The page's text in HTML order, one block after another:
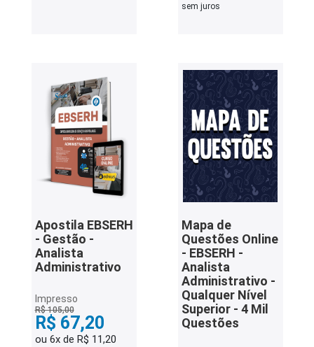
sem juros
Apostila EBSERH
- Gestão -
Analista
Administrativo
Impresso
R$ 105,00
R$ 67,20
ou 6x de R$ 11,20
Mapa de
Questões Online
- EBSERH -
Analista
Administrativo -
Qualquer Nível
Superior - 4 Mil
Questões